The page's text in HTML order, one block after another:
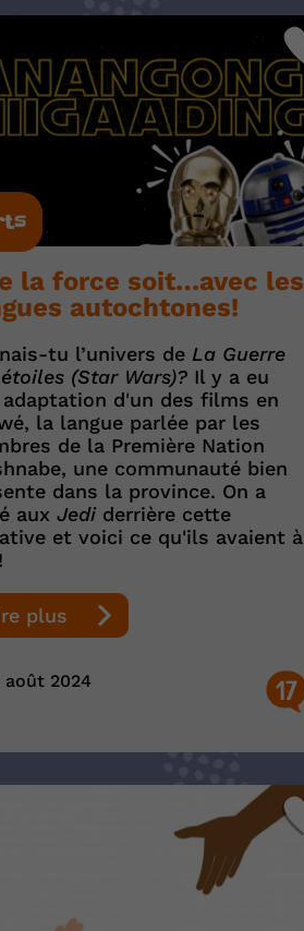
la force soit…avec les
autochtones!
tu l’univers de La Guerre
(Star Wars)? Il y a eu
adaptation d'un des films en
la langue parlée par les
de la Première Nation
une communauté bien
dans la province. On a
auxJedi derrière cette
et voici ce qu'ils avaient à
plus
août 2024 17